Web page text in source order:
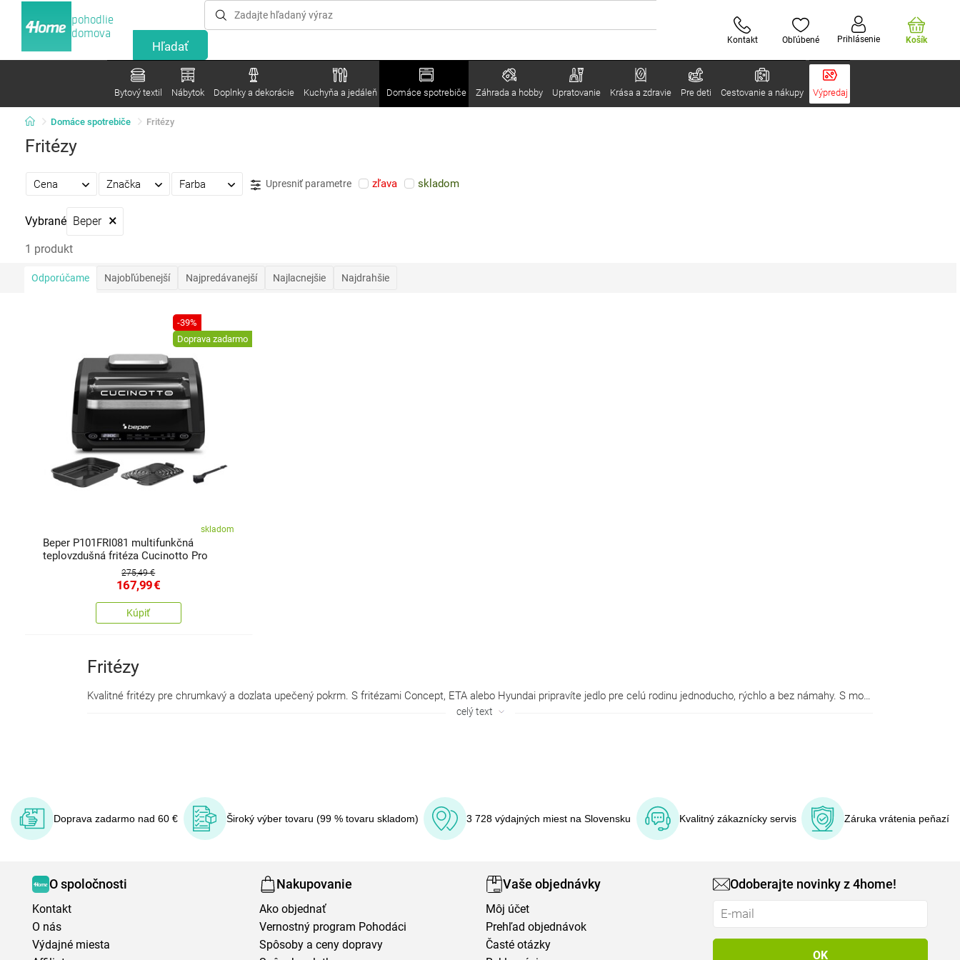
pohodlie
domova
Kontakt Obľúbené Prihlásenie Košík
Bytový textil Nábytok Doplnky a dekorácie Kuchyňa a jedáleň Domáce spotrebiče Záhrada a hobby Upratovanie Krása a zdravie Pre deti Cestovanie a nákupy Výpredaj
Domáce spotrebiče Fritézy
Fritézy
Cena Značka Farba Upresniť parametre zľava skladom
Vybrané Beper ×
1 produkt
Odporúčame Najobľúbenejší Najpredávanejší Najlacnejšie Najdrahšie
-39%
Doprava zadarmo
skladom
Beper P101FRI081 multifunkčná
teplovzdušná fritéza Cucinotto Pro
275,49 €
167,99€
Kúpiť
Fritézy
Kvalitné fritézy pre chrumkavý a dozlata upečený pokrm. S fritézami Concept, ETA alebo Hyundai pripravíte jedlo pre celú rodinu jednoducho, rýchlo a bez námahy. S modernými fritézami môžete fritovať tiež
celý text
Doprava zadarmo nad 60 € Široký výber tovaru (99 % tovaru skladom) 3 728 výdajných miest na Slovensku Kvalitný zákaznícky servis Záruka vrátenia peňazí
O spoločnosti
Kontakt
O nás
Výdajné miesta
Nakupovanie
Ako objednať
Vernostný program Pohodáci
Spôsoby a ceny dopravy
Vaše objednávky
Môj účet
Prehľad objednávok
Časté otázky
Odoberajte novinky z 4home!